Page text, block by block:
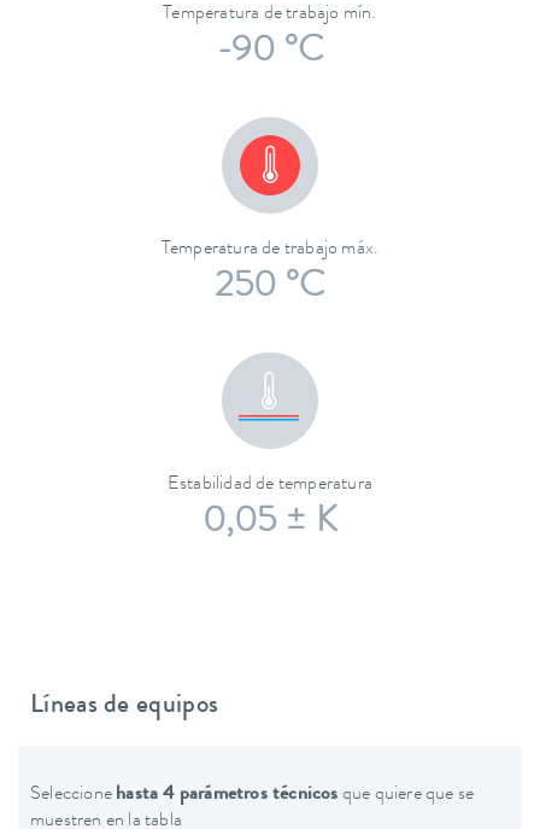
Temperatura de trabajo mín.
-90 °C
Temperatura de trabajo máx.
250 °C
Estabilidad de temperatura
0,05 ± K
Líneas de equipos
Seleccione hasta 4 parámetros técnicos que quiere que se
muestren en la tabla